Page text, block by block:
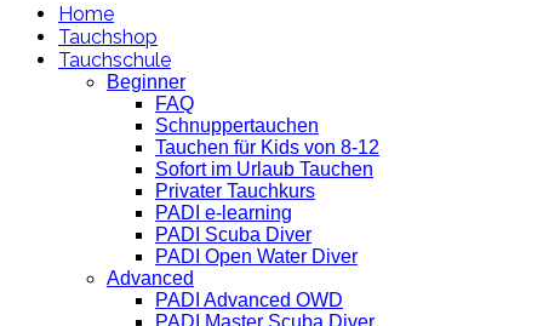
Home
Tauchshop
Tauchschule
Beginner
FAQ
Schnuppertauchen
Tauchen für Kids von 8-12
Sofort im Urlaub Tauchen
Privater Tauchkurs
PADI e-learning
PADI Scuba Diver
PADI Open Water Diver
Advanced
PADI Advanced OWD
PADI Master Scuba Diver